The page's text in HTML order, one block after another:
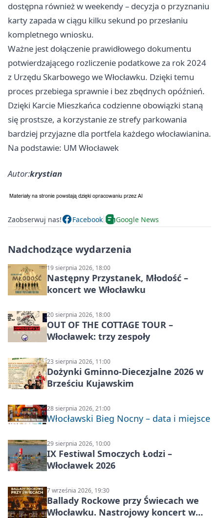
dostępna również w weekendy – decyzja o przyznaniu
karty zapada w ciągu kilku sekund po przesłaniu
kompletnego wniosku.
Ważne jest dołączenie prawidłowego dokumentu
potwierdzającego rozliczenie podatkowe za rok 2024
z Urzędu Skarbowego we Włocławku. Dzięki temu
proces przebiega sprawnie i bez zbędnych opóźnień.
Dzięki Karcie Mieszkańca codzienne obowiązki staną
się prostsze, a korzystanie ze strefy parkowania
bardziej przyjazne dla portfela każdego włocławianina.
Na podstawie: UM Włocławek
Autor:krystian
Zaobserwuj nas! Facebook Google News
Nadchodzące wydarzenia
19 sierpnia 2026, 18:00
Następny Przystanek, Młodość –
koncert we Włocławku
20 sierpnia 2026, 18:00
OUT OF THE COTTAGE TOUR –
Włocławek: trzy zespoły
23 sierpnia 2026, 11:00
Dożynki Gminno-Diecezjalne 2026 w
Brześciu Kujawskim
28 sierpnia 2026, 21:00
Włocławski Bieg Nocny – data i miejsce
29 sierpnia 2026, 10:00
IX Festiwal Smoczych Łodzi –
Włocławek 2026
7 września 2026, 19:30
Ballady Rockowe przy Świecach we
Włocławku. Nastrojowy koncert w